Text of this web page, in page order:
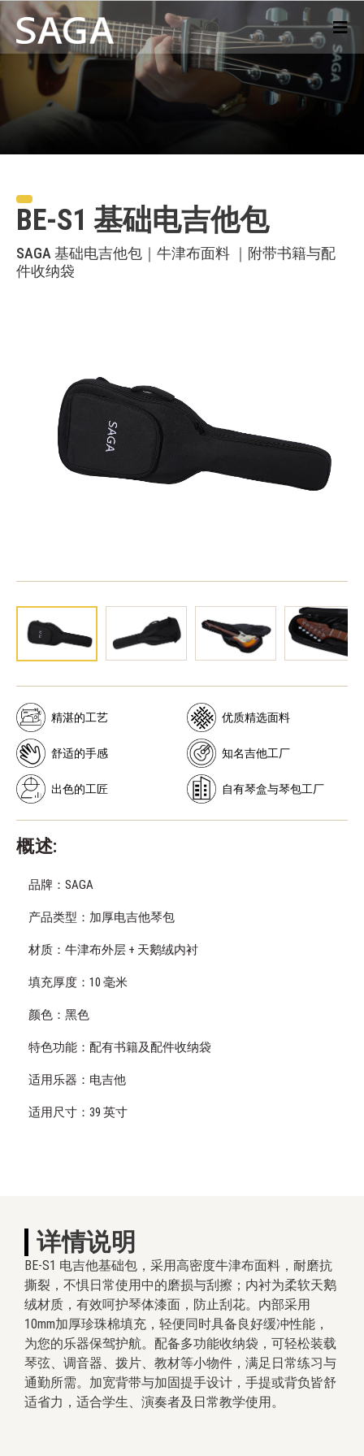
BE-S1 基础电吉他包
SAGA 基础电吉他包｜牛津布面料 ｜附带书籍与配
件收纳袋
精湛的工艺 优质精选面料
舒适的手感 知名吉他工厂
出色的工匠 自有琴盒与琴包工厂
概述:
品牌：SAGA
产品类型：加厚电吉他琴包
材质：牛津布外层 + 天鹅绒内衬
填充厚度：10 毫米
颜色：黑色
特色功能：配有书籍及配件收纳袋
适用乐器：电吉他
适用尺寸：39 英寸
详情说明
BE-S1 电吉他基础包，采用高密度牛津布面料，耐磨抗
撕裂，不惧日常使用中的磨损与刮擦；内衬为柔软天鹅
绒材质，有效呵护琴体漆面，防止刮花。内部采用
10mm加厚珍珠棉填充，轻便同时具备良好缓冲性能，
为您的乐器保驾护航。配备多功能收纳袋，可轻松装载
琴弦、调音器、拨片、教材等小物件，满足日常练习与
通勤所需。加宽背带与加固提手设计，手提或背负皆舒
适省力，适合学生、演奏者及日常教学使用。